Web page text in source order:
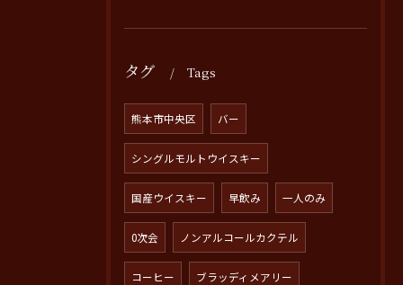
タグ Tags
熊本市中央区 バー
シングルモルトウイスキー
国産ウイスキー 早飲み 一人のみ
0次会 ノンアルコールカクテル
コーヒー ブラッディメアリー